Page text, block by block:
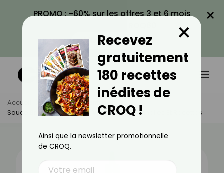
PROMO : -60% sur les offres 3 et 6 mois
VOIR LA PROMO
×
Accueil Actus
Alimentation
Sauce Sriracha : Bienfaits, Valeurs Nutritionnelles Et Recettes
Recevez
gratuitement
180 recettes
inédites de
CROQ !
×
Ainsi que la newsletter promotionnelle
de CROQ.